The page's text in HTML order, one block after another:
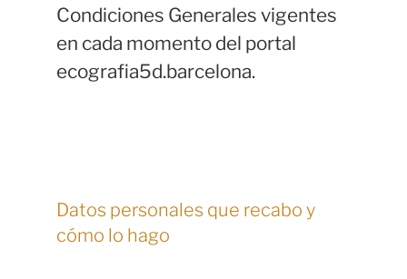
Condiciones Generales vigentes
en cada momento del portal
ecografia5d.barcelona.
Datos personales que recabo y
cómo lo hago